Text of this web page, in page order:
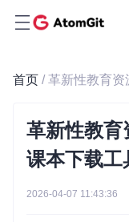
首页
革新性教育
课本下载工
2026-04-07 11:43:36